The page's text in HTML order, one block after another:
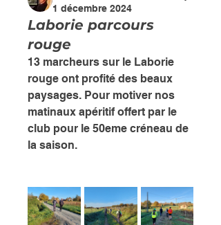
1 décembre 2024
Laborie parcours
rouge
13 marcheurs sur le Laborie
rouge ont profité des beaux
paysages. Pour motiver nos
matinaux apéritif offert par le
club pour le 50eme créneau de
la saison.